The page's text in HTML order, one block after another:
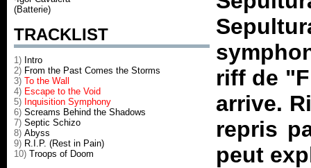
(Batterie)
TRACKLIST
1) Intro
2) From the Past Comes the Storms
3) To the Wall
4) Escape to the Void
5) Inquisition Symphony
6) Screams Behind the Shadows
7) Septic Schizo
8) Abyss
9) R.I.P. (Rest in Pain)
10) Troops of Doom
riff de
arrive.
repris
peut